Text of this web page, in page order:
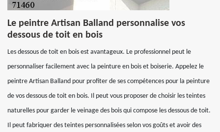
Le peintre Artisan Balland personnalise vos
dessous de toit en bois
Les dessous de toit en bois est avantageux. Le professionnel peut le
personnaliser facilement avec la peinture en bois et boiserie. Appelez le
peintre Artisan Balland pour profiter de ses compétences pour la peinture
de vos dessous de toit en bois. Il peut vous proposer de choisir les teintes
naturelles pour garder le veinage des bois qui compose les dessous de toit.
Il peut fabriquer des teintes personnalisées selon vos goûts et avoir des